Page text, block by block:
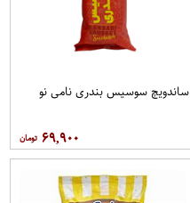
ساندویچ سوسیس بندری نامی نو
۶۹,۹۰۰